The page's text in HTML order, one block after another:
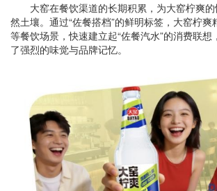
大窑在餐饮渠道的长期积累，为大窑柠爽
然土壤。通过“佐餐搭档”的鲜明标签，大窑柠
等餐饮场景，快速建立起“佐餐汽水”的消费联
了强烈的味觉与品牌记忆。